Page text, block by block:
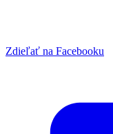
Zdieľať na Facebooku